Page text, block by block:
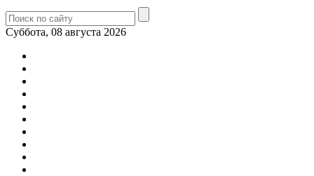
Суббота, 08 августа 2026